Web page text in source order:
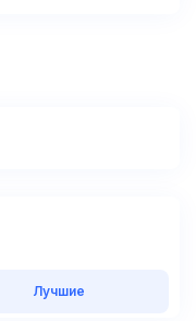
Лучшие